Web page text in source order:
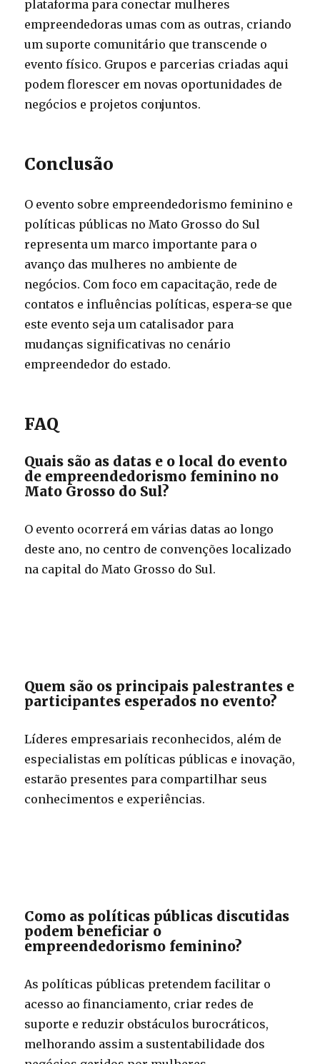
plataforma para conectar mulheres
empreendedoras umas com as outras, criando
um suporte comunitário que transcende o
evento físico. Grupos e parcerias criadas aqui
podem florescer em novas oportunidades de
negócios e projetos conjuntos.
Conclusão
O evento sobre empreendedorismo feminino e
políticas públicas no Mato Grosso do Sul
representa um marco importante para o
avanço das mulheres no ambiente de
negócios. Com foco em capacitação, rede de
contatos e influências políticas, espera-se que
este evento seja um catalisador para
mudanças significativas no cenário
empreendedor do estado.
FAQ
Quais são as datas e o local do evento
de empreendedorismo feminino no
Mato Grosso do Sul?
O evento ocorrerá em várias datas ao longo
deste ano, no centro de convenções localizado
na capital do Mato Grosso do Sul.
Quem são os principais palestrantes e
participantes esperados no evento?
Líderes empresariais reconhecidos, além de
especialistas em políticas públicas e inovação,
estarão presentes para compartilhar seus
conhecimentos e experiências.
Como as políticas públicas discutidas
podem beneficiar o
empreendedorismo feminino?
As políticas públicas pretendem facilitar o
acesso ao financiamento, criar redes de
suporte e reduzir obstáculos burocráticos,
melhorando assim a sustentabilidade dos